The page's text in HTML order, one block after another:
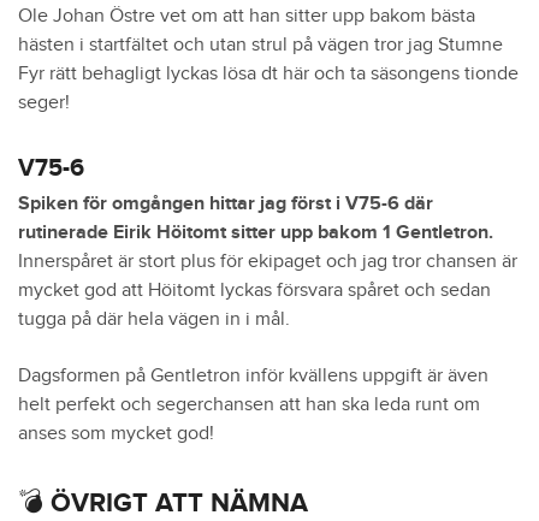
Ole Johan Östre vet om att han sitter upp bakom bästa
hästen i startfältet och utan strul på vägen tror jag Stumne
Fyr rätt behagligt lyckas lösa dt här och ta säsongens tionde
seger!
V75-6
Spiken för omgången hittar jag först i V75-6 där
rutinerade Eirik Höitomt sitter upp bakom 1 Gentletron.
Innerspåret är stort plus för ekipaget och jag tror chansen är
mycket god att Höitomt lyckas försvara spåret och sedan
tugga på där hela vägen in i mål.
Dagsformen på Gentletron inför kvällens uppgift är även
helt perfekt och segerchansen att han ska leda runt om
anses som mycket god!
💣 ÖVRIGT ATT NÄMNA